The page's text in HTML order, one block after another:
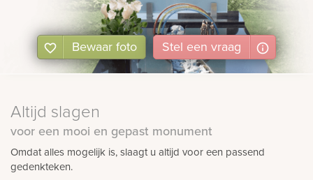
Bewaar foto Stel een vraag
Altijd slagen
voor een mooi en gepast monument
Omdat alles mogelijk is, slaagt u altijd voor een passend
gedenkteken.